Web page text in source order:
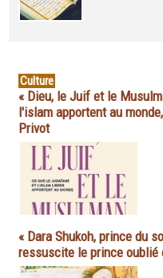
Culture
« Dieu, le Juif et le
l'islam apportent au
Privot
« Dara Shukoh, prince du
ressuscite le prince oublié